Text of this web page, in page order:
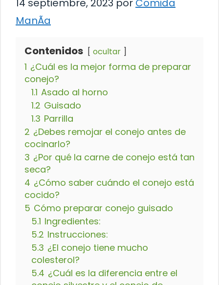
14 septiembre, 2023 por Comida
ManÃ­a
Contenidos ocultar
1 ¿Cuál es la mejor forma de preparar
conejo?
1.1 Asado al horno
1.2 Guisado
1.3 Parrilla
2 ¿Debes remojar el conejo antes de
cocinarlo?
3 ¿Por qué la carne de conejo está tan
seca?
4 ¿Cómo saber cuándo el conejo está
cocido?
5 Cómo preparar conejo guisado
5.1 Ingredientes:
5.2 Instrucciones:
5.3 ¿El conejo tiene mucho
colesterol?
5.4 ¿Cuál es la diferencia entre el